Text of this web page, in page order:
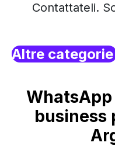
Contattateli.
Altre
WhatsApp
business